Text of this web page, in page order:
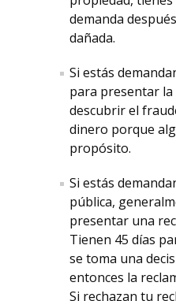
demanda
dañada.
Si estás
para presentar la
descubrir el
dinero porque
propósito.
Si estás
pública,
presentar una
Tienen 45 días
se toma una
entonces la
Si rechazan tu